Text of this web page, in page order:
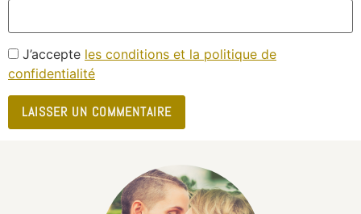
J’accepte les conditions et la politique de
confidentialité